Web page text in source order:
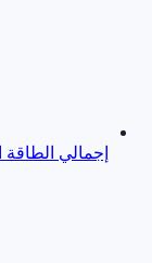
إجمالي الطاقة